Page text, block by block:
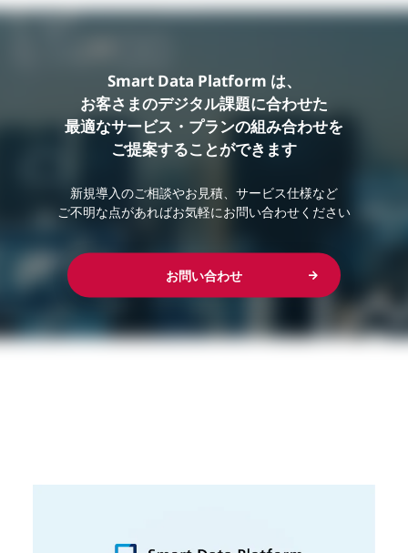
Smart Data Platform は、
お客さまのデジタル課題に合わせた
最適なサービス・プランの組み合わせを
ご提案することができます
新規導入のご相談やお見積、サービス仕様など
ご不明な点があればお気軽にお問い合わせください
お問い合わせ